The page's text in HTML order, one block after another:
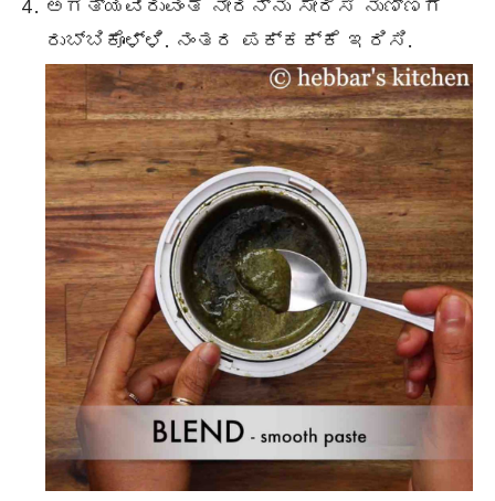
ಅಗತ್ಯವಿರುವಂತೆ ನೀರನ್ನು ಸೇರಿಸಿ ನುಣ್ಣಗೆ
ರುಬ್ಬಿಕೊಳ್ಳಿ. ನಂತರ ಪಕ್ಕಕ್ಕೆ ಇರಿಸಿ.